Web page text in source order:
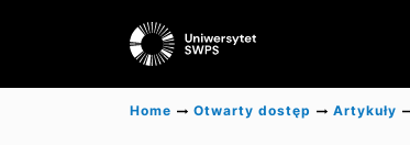
Home Otwarty dostęp Artykuły